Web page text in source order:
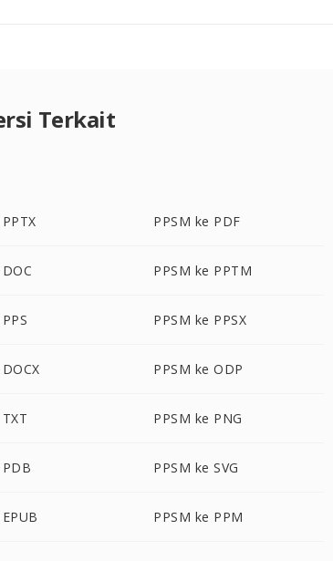
Terkait
PPSM ke PDF
PPSM ke PPTM
PPSM ke PPSX
PPSM ke ODP
PPSM ke PNG
PPSM ke SVG
PPSM ke PPM